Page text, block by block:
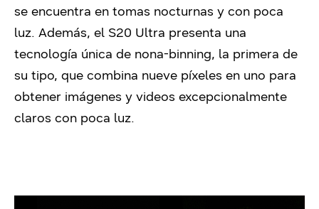
se encuentra en tomas nocturnas y con poca
luz. Además, el S20 Ultra presenta una
tecnología única de nona-binning, la primera de
su tipo, que combina nueve píxeles en uno para
obtener imágenes y videos excepcionalmente
claros con poca luz.